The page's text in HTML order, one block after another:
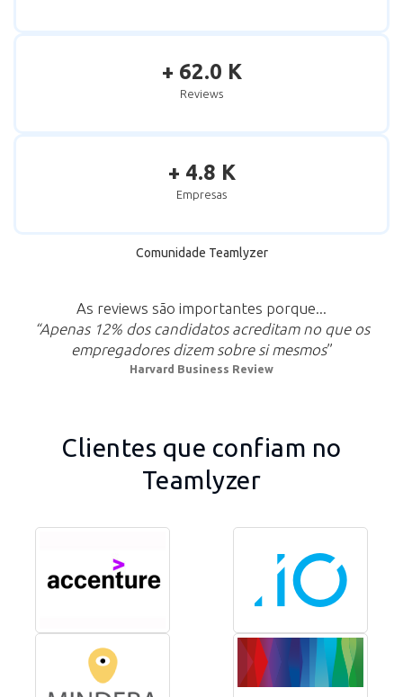
+ 62.0 K
Reviews
+ 4.8 K
Empresas
Comunidade Teamlyzer
As reviews são importantes porque...
“Apenas 12% dos candidatos acreditam no que os
empregadores dizem sobre si mesmos”
Harvard Business Review
Clientes que confiam no
Teamlyzer